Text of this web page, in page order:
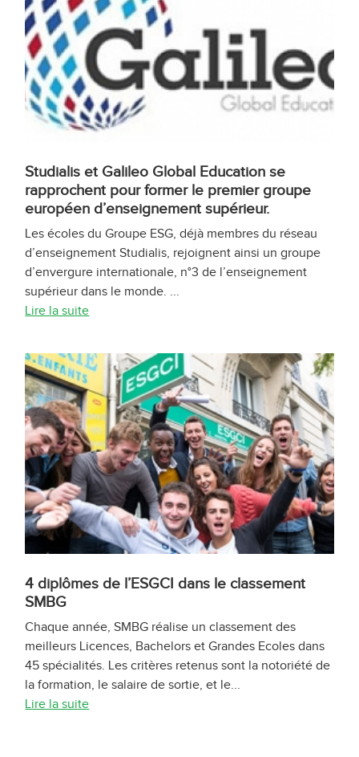
Studialis et Galileo Global Education se
rapprochent pour former le premier groupe
européen d’enseignement supérieur.
Les écoles du Groupe ESG, déjà membres du réseau
d’enseignement Studialis, rejoignent ainsi un groupe
d’envergure internationale, n°3 de l’enseignement
supérieur dans le monde. ...
Lire la suite
4 diplômes de l’ESGCI dans le classement
SMBG
Chaque année, SMBG réalise un classement des
meilleurs Licences, Bachelors et Grandes Ecoles dans
45 spécialités. Les critères retenus sont la notoriété de
la formation, le salaire de sortie, et le...
Lire la suite